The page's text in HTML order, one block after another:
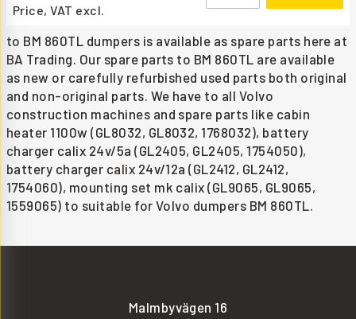
Price, VAT excl.
to BM 860TL dumpers is available as spare parts here at
BA Trading. Our spare parts to BM 860TL are available
as new or carefully refurbished used parts both original
and non-original parts. We have to all Volvo
construction machines and spare parts like cabin
heater 1100w (GL8032, GL8032, 1768032), battery
charger calix 24v/5a (GL2405, GL2405, 1754050),
battery charger calix 24v/12a (GL2412, GL2412,
1754060), mounting set mk calix (GL9065, GL9065,
1559065) to suitable for Volvo dumpers BM 860TL.
Malmbyvägen 16